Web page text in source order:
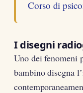
Corso di
I disegni
Uno dei fenomeni
bambino disegna